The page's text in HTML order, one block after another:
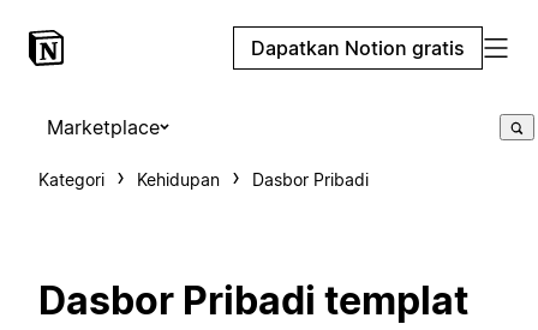
Dapatkan Notion gratis
Marketplace
Kategori Kehidupan Dasbor Pribadi
Dasbor Pribadi templat